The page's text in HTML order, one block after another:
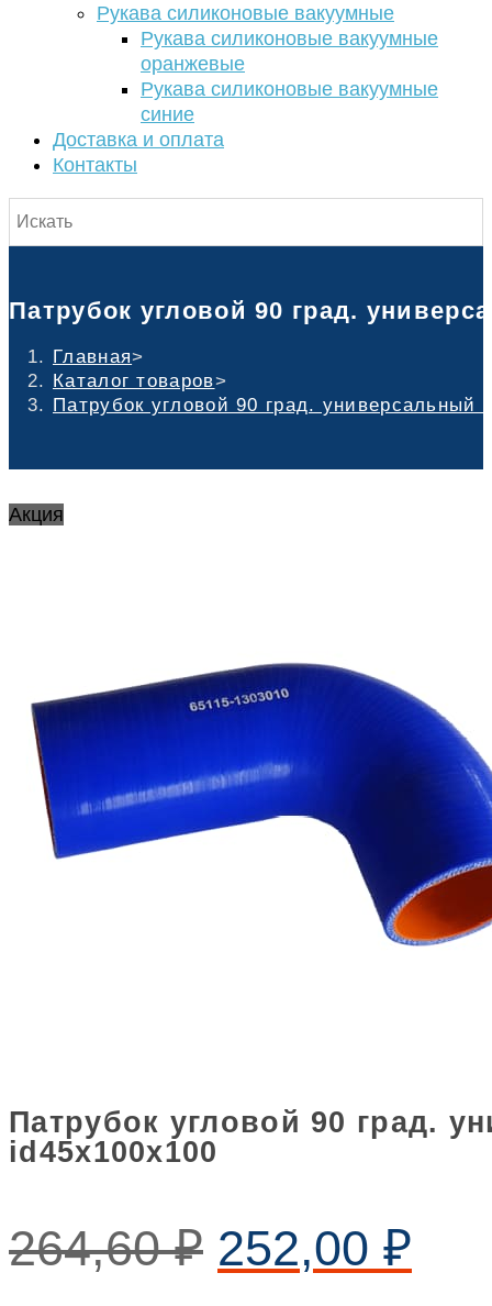
Рукава силиконовые вакуумные
Рукава силиконовые вакуумные
оранжевые
Рукава силиконовые вакуумные
синие
Доставка и оплата
Контакты
Патрубок угловой 90 град.
Главная>
Каталог товаров>
Патрубок угловой 90 град. универсальный
Акция
Патрубок угловой 90 град.
id45х100х100
264,60₽ 252,00 ₽